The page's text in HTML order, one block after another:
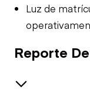
Luz de
Reporte